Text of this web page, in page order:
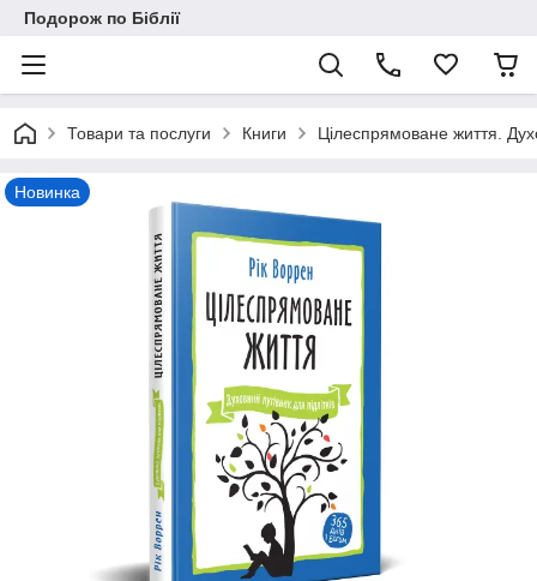
Подорож по Біблії
Товари та послуги Книги Цілеспрямоване життя.
Новинка